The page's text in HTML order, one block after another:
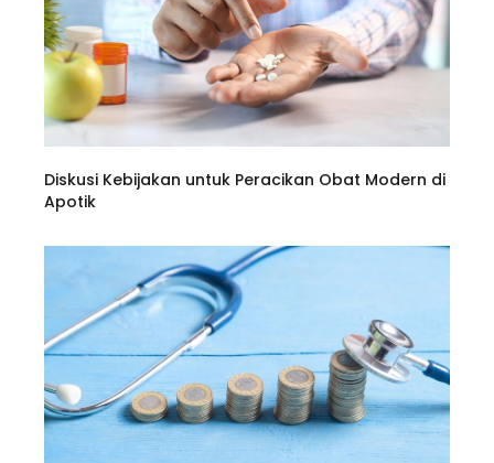
Diskusi Kebijakan untuk Peracikan Obat Modern di
Apotik